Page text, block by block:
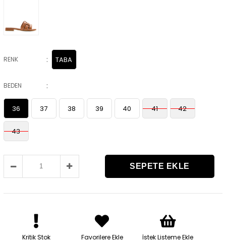
RENK : TABA
BEDEN :
36 37 38 39 40 41 42
43
Kritik Stok Favorilere Ekle İstek Listeme Ekle